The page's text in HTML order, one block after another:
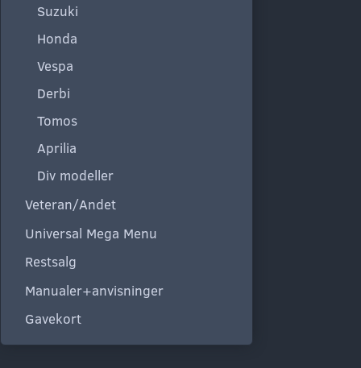
Suzuki
Honda
Vespa
Derbi
Tomos
Aprilia
Div modeller
Veteran/Andet
Universal Mega Menu
Restsalg
Manualer+anvisninger
Gavekort